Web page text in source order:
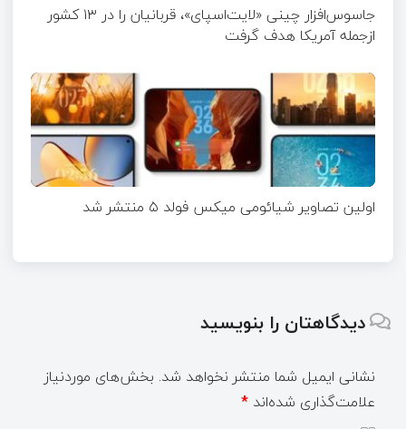
جاسوس‌افزار چینی «لایت‌اسپای»، قربانیان را در ۱۳ کشور
ازجمله آمریکا هدف گرفت
اولین تصاویر شیائومی میکس فولد ۵ منتشر شد
دیدگاهتان را بنویسید
نشانی ایمیل شما منتشر نخواهد شد. بخش‌های موردنیاز
علامت‌گذاری شده‌اند *